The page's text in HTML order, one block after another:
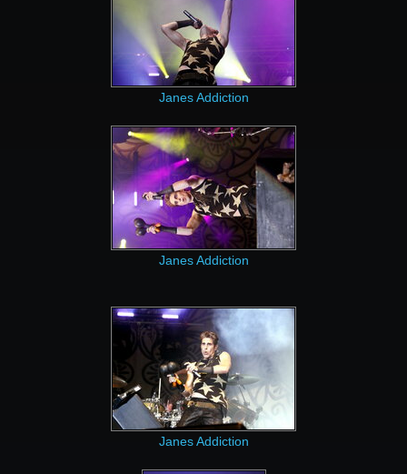
Janes Addiction
Janes Addiction
Janes Addiction